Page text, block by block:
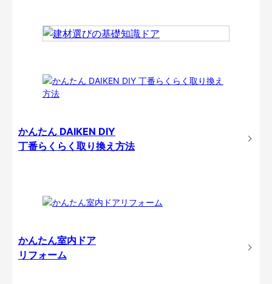
かんたん DAIKEN DIY
丁番らくらく取り換え方法
かんたん室内ドア
リフォーム